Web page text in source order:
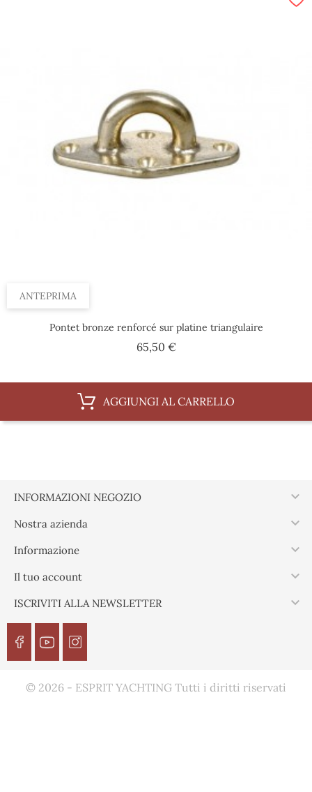
ANTEPRIMA
Pontet bronze renforcé sur platine triangulaire
65,50 €Prezzo
AGGIUNGI AL CARRELLO
INFORMAZIONI NEGOZIO 
Nostra azienda 
Informazione 
Il tuo account 
ISCRIVITI ALLA NEWSLETTER 
© 2026 - ESPRIT YACHTING Tutti i diritti riservati